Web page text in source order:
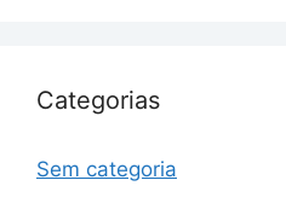
Categorias
Sem categoria